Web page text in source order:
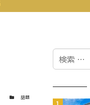
カテゴリー
話題
検